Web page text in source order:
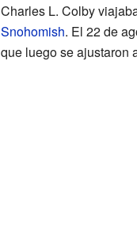
Charles L. Colby
Snohomish. El 22 de
que luego se ajustaron